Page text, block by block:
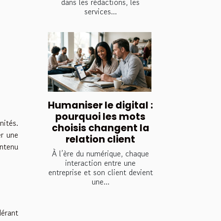
une
services...
Humaniser le digital :
pourquoi les mots
choisis changent la
relation client
À l’ère du numérique, chaque
interaction entre une
entreprise et son client devient
une...